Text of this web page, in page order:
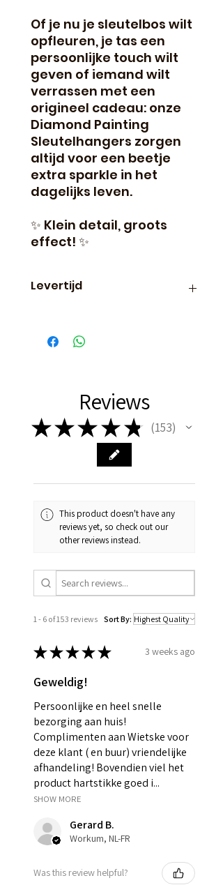
Of je nu je sleutelbos wilt
opfleuren, je tas een
persoonlijke touch wilt
geven of iemand wilt
verrassen met een
origineel cadeau: onze
Diamond Painting
Sleutelhangers zorgen
altijd voor een beetje
extra sparkle in het
dagelijks leven.
✨ Klein detail, groots
effect! ✨
Levertijd
vaak de volgende dag al in
huis!
Reviews
★★★ ★ ★ 153
153
This product doesn't have any
reviews yet, so check out our
other reviews instead.
1 - 6 of 153 reviews Sort By:
★★★★★ 3 weeks ago
Geweldig!
Persoonlijke en heel snelle
bezorging aan huis!
Complimenten aan Wietske voor
deze klant ( en buur) vriendelijke
afhandeling! Bovendien viel het
product hartstikke goed i...
SHOW MORE
Gerard B.
Workum, NL-FR
Was this review helpful?